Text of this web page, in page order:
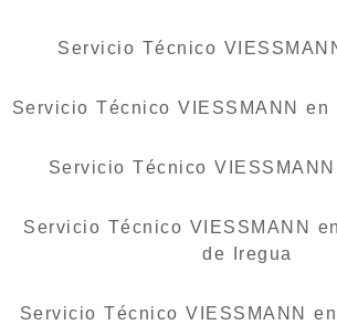
Servicio Técnico
Servicio Técnico VIESSMANN en
Servicio Técnico
Servicio Técnico VIESSMANN
de Iregua
Servicio Técnico VIESSMANN